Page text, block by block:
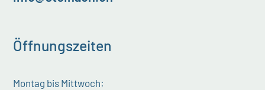
Öffnungszeiten
Montag bis Mittwoch: